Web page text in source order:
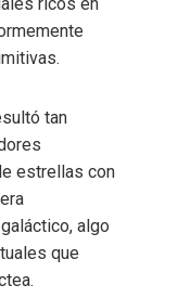
tan
estrellas con
algo
que